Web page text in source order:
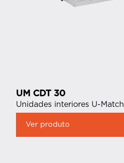
UM CDT 30
Unidades interiores U-Match
Ver produto